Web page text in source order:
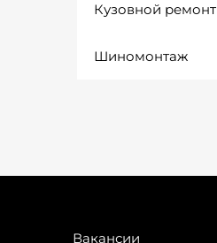
Кузовной ремонт
Шиномонтаж
Вакансии